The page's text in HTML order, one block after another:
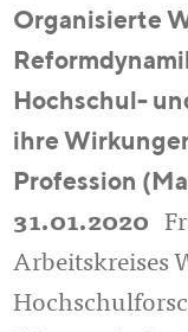
Organisierte
Hochschul-
ihre
Profession
31.01.2020
Arbeitskreises